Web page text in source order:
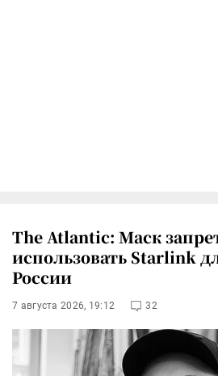
The Atlantic: Маск
использовать Starlink
России
7 августа 2026, 19:12 32